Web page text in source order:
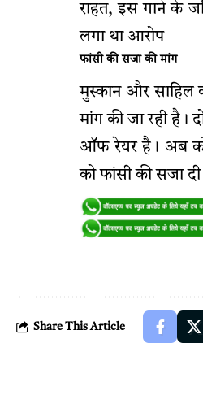
राहत, इस गाने के
लगा था आरोप
फांसी की सजा की मांग
मुस्कान और साहिल
मांग की जा रही है।
ऑफ रेयर है। अब
को फांसी की सजा दी
Share This Article